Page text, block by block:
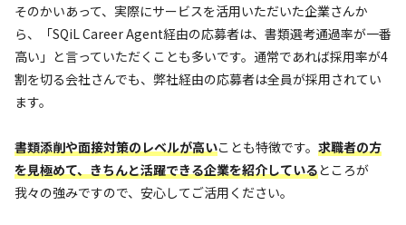
そのかいあって、実際にサービスを活用いただいた企業さんか
ら、「SQiL Career Agent経由の応募者は、書類選考通過率が一番
高い」と言っていただくことも多いです。通常であれば採用率が4
割を切る会社さんでも、弊社経由の応募者は全員が採用されてい
ます。
書類添削や面接対策のレベルが高いことも特徴です。 求職者の方
を見極めて、きちんと活躍できる企業を紹介しているところが
我々の強みですので、安心してご活用ください。